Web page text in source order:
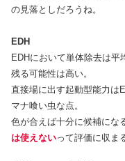
の見落としだろうね。
EDH
EDHにおいて単体除去は平
残る可能性は高い。
直接場に出す起動型能力は
マナ喰い虫な点。
色が合えば十分に候補にな
は使えないって評価に収ま